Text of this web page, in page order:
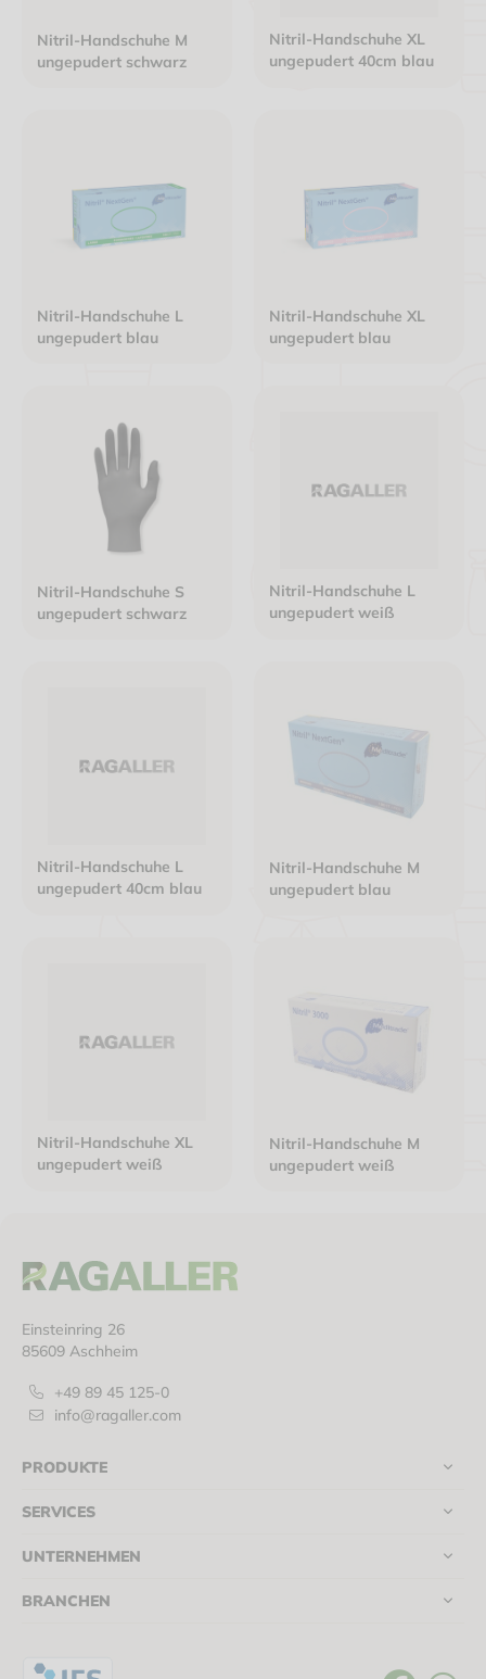
Nitril-Handschuhe M
ungepudert schwarz
Nitril-Handschuhe XL
ungepudert 40cm blau
Nitril-Handschuhe L
ungepudert blau
Nitril-Handschuhe XL
ungepudert blau
Nitril-Handschuhe S
ungepudert schwarz
Nitril-Handschuhe L
ungepudert weiß
Nitril-Handschuhe L
ungepudert 40cm blau
Nitril-Handschuhe M
ungepudert blau
Nitril-Handschuhe XL
ungepudert weiß
Nitril-Handschuhe M
ungepudert weiß
Einsteinring 26
85609 Aschheim
+49 89 45 125-0
info@ragaller.com
PRODUKTE
SERVICES
UNTERNEHMEN
BRANCHEN